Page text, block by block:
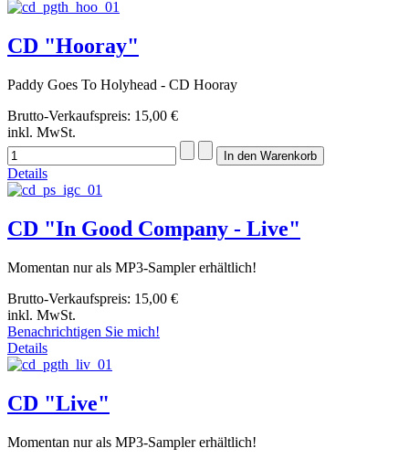
CD "Hooray"
Paddy Goes To Holyhead - CD Hooray
Brutto-Verkaufspreis: 15,00 €
inkl. MwSt.
Details
CD "In Good Company - Live"
Momentan nur als MP3-Sampler erhältlich!
Brutto-Verkaufspreis: 15,00 €
inkl. MwSt.
Benachrichtigen Sie mich!
Details
CD "Live"
Momentan nur als MP3-Sampler erhältlich!